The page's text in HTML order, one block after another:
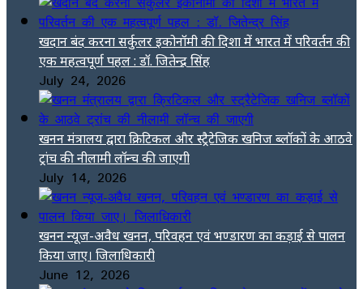
खदान बंद करना सर्कुलर इकोनॉमी की दिशा में भारत में परिवर्तन की
एक महत्वपूर्ण पहल : डॉ. जितेन्द्र सिंह
July 24, 2026
खनन मंत्रालय द्वारा क्रिटिकल और स्ट्रैटेजिक खनिज ब्लॉकों के आठवे
ट्रांच की नीलामी लॉन्च की जाएगी
July 14, 2026
खनन न्यूज-अवैध खनन, परिवहन एवं भण्डारण का कड़ाई से पालन
किया जाए। जिलाधिकारी
June 12, 2026